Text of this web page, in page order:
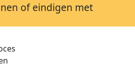
of eindigen met